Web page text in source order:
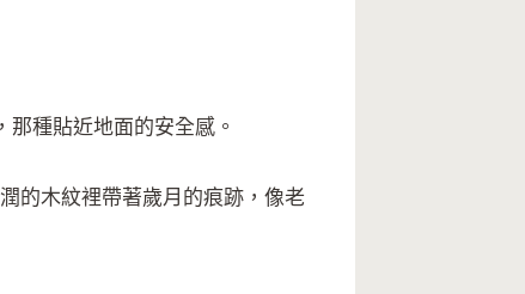
種貼近地面的安全感。
的木紋裡帶著歲月的痕跡，像老